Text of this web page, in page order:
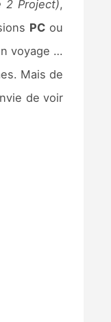
2 Project),
PC ou
voyage …
Mais de
de voir